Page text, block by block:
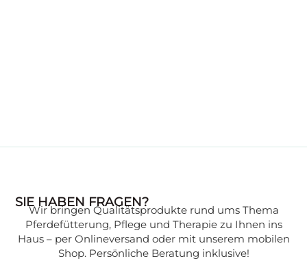
Wissen, das Ihr Pferd gesund hält:
Expertenwissen zu verschiedenen
Themen, verständlich erklärt, finden Sie in
SIE HABEN FRAGEN?
Wir bringen Qualitätsprodukte rund ums Thema
Pferdefütterung, Pflege und Therapie zu Ihnen ins
Haus – per Onlineversand oder mit unserem mobilen
Shop. Persönliche Beratung inklusive!